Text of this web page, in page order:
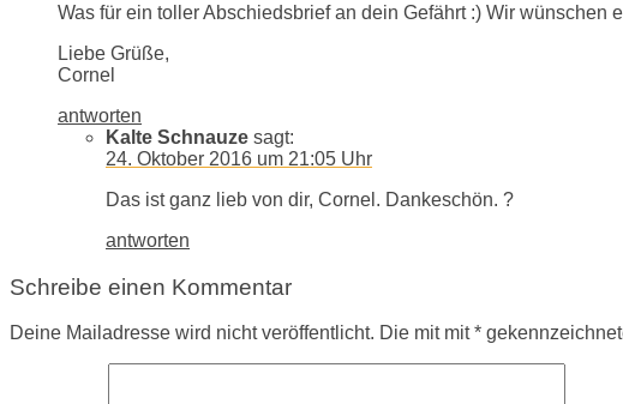
Was für ein toller Abschiedsbrief an dein Gefährt :) Wir
Liebe Grüße,
Cornel
antworten
Kalte Schnauze sagt:
24. Oktober 2016 um 21:05 Uhr
Das ist ganz lieb von dir, Cornel. Dankeschön. ?
antworten
Schreibe einen Kommentar
Deine Mailadresse wird nicht veröffentlicht. Die mit mit *